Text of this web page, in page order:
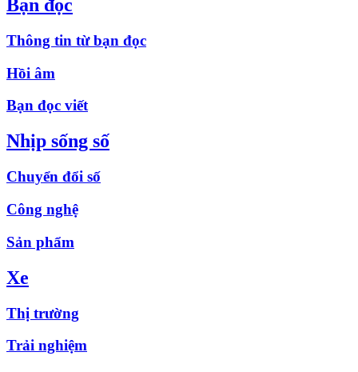
Bạn đọc
Thông tin từ bạn đọc
Hồi âm
Bạn đọc viết
Nhịp sống số
Chuyển đổi số
Công nghệ
Sản phẩm
Xe
Thị trường
Trải nghiệm